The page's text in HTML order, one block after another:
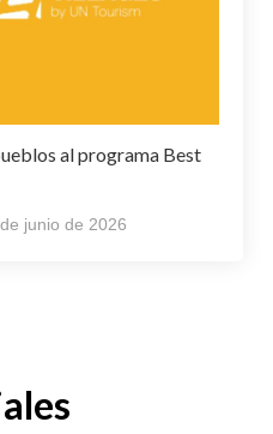
al programa Best
junio de 2026